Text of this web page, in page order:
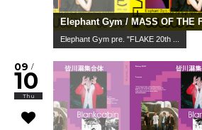
Elephant Gym / MASS OF THE
Elephant Gym pre. "FLAKE 20th ...
09 /
10
Thu